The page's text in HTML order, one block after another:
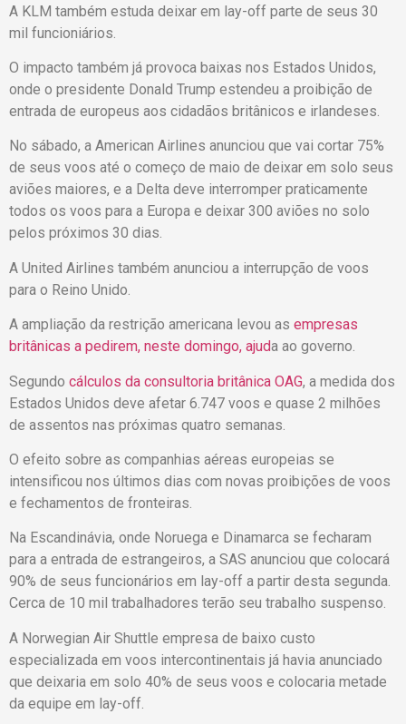
A KLM também estuda deixar em lay-off parte de seus 30
mil funcioniários.
O impacto também já provoca baixas nos Estados Unidos,
onde o presidente Donald Trump estendeu a proibição de
entrada de europeus aos cidadãos britânicos e irlandeses.
No sábado, a American Airlines anunciou que vai cortar 75%
de seus voos até o começo de maio de deixar em solo seus
aviões maiores, e a Delta deve interromper praticamente
todos os voos para a Europa e deixar 300 aviões no solo
pelos próximos 30 dias.
A United Airlines também anunciou a interrupção de voos
para o Reino Unido.
A ampliação da restrição americana levou as empresas
britânicas a pedirem, neste domingo, ajuda ao governo.
Segundo cálculos da consultoria britânica OAG, a medida dos
Estados Unidos deve afetar 6.747 voos e quase 2 milhões
de assentos nas próximas quatro semanas.
O efeito sobre as companhias aéreas europeias se
intensificou nos últimos dias com novas proibições de voos
e fechamentos de fronteiras.
Na Escandinávia, onde Noruega e Dinamarca se fecharam
para a entrada de estrangeiros, a SAS anunciou que colocará
90% de seus funcionários em lay-off a partir desta segunda.
Cerca de 10 mil trabalhadores terão seu trabalho suspenso.
A Norwegian Air Shuttle empresa de baixo custo
especializada em voos intercontinentais já havia anunciado
que deixaria em solo 40% de seus voos e colocaria metade
da equipe em lay-off.